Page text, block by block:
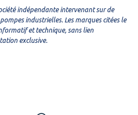
indépendante intervenant sur de
industrielles. Les marques citées le
et technique, sans lien
exclusive.